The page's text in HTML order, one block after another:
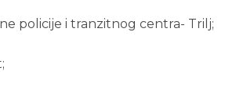
policije i tranzitnog centra- Trilj;